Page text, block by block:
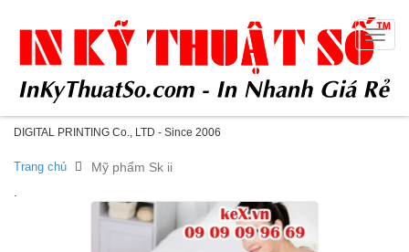
DIGITAL PRINTING Co., LTD - Since 2006
Toggle
Trang chủ Mỹ phẩm Sk ii
.